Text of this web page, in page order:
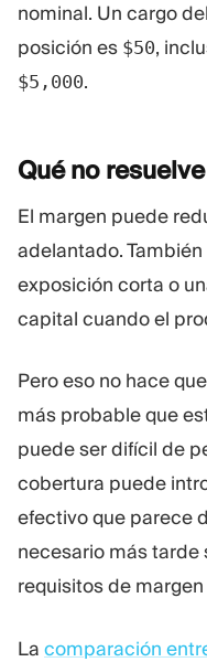
nominal. Un cargo
posición es $50,
$5,000.
Qué no
El margen puede
adelantado.
exposición corta o
capital cuando el
Pero eso no hace
más probable que
puede ser difícil de
cobertura puede
efectivo que parece
necesario más tarde
requisitos de
La comparación